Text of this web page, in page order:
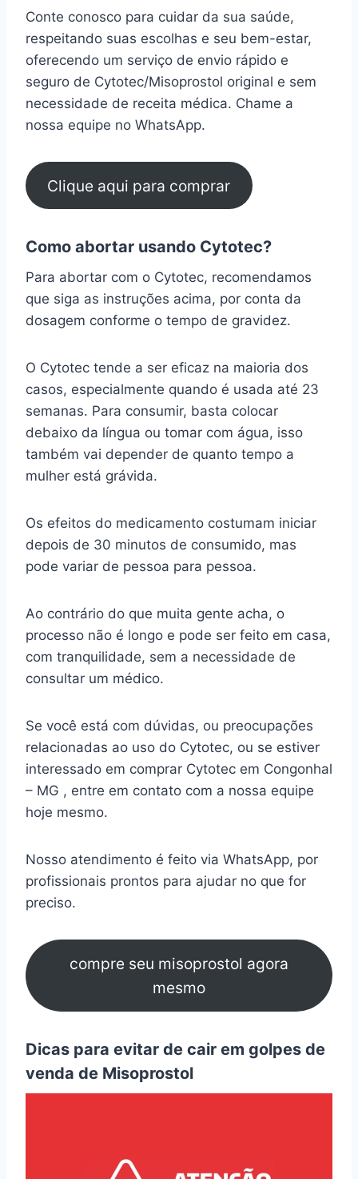
Conte conosco para cuidar da sua saúde,
respeitando suas escolhas e seu bem-estar,
oferecendo um serviço de envio rápido e
seguro de Cytotec/Misoprostol original e sem
necessidade de receita médica. Chame a
nossa equipe no WhatsApp.
Clique aqui para comprar
Como abortar usando Cytotec?
Para abortar com o Cytotec, recomendamos
que siga as instruções acima, por conta da
dosagem conforme o tempo de gravidez.
O Cytotec tende a ser eficaz na maioria dos
casos, especialmente quando é usada até 23
semanas. Para consumir, basta colocar
debaixo da língua ou tomar com água, isso
também vai depender de quanto tempo a
mulher está grávida.
Os efeitos do medicamento costumam iniciar
depois de 30 minutos de consumido, mas
pode variar de pessoa para pessoa.
Ao contrário do que muita gente acha, o
processo não é longo e pode ser feito em casa,
com tranquilidade, sem a necessidade de
consultar um médico.
Se você está com dúvidas, ou preocupações
relacionadas ao uso do Cytotec, ou se estiver
interessado em comprar Cytotec em Congonhal
– MG , entre em contato com a nossa equipe
hoje mesmo.
Nosso atendimento é feito via WhatsApp, por
profissionais prontos para ajudar no que for
preciso.
compre seu misoprostol agora
mesmo
Dicas para evitar de cair em golpes de
venda de Misoprostol